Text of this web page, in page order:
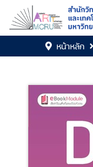
หน้าหลัก